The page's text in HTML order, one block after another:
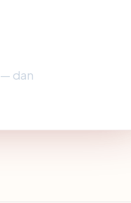
dan